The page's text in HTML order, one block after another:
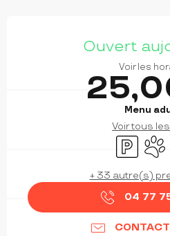
Ouvert
Voir les
Menu
Voir tous
Parking
+ 33 autre(s)
04 77